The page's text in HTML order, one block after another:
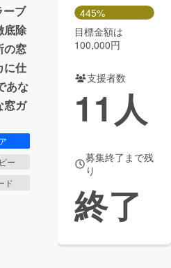
Good
CAMPFIRE Creation
税machi-ya コミュニティ
ーブ
底除
の窓
に仕
あな
窓ガ
ー
ド
445%
目標金額は
100,000円
支援者数
11 人
募集終了まで残
り
終了